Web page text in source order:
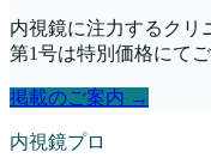
内視鏡に注力するクリ
第1号は特別価格にてご
掲載のご案内 →
内視鏡プロ